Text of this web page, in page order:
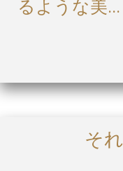
るような美...
そ